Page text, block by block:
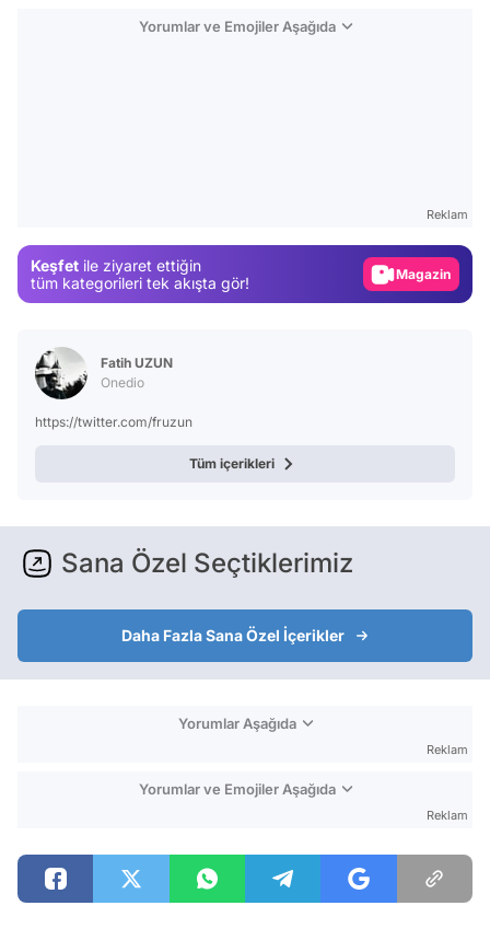
Yorumlar ve Emojiler Aşağıda
Reklam
Keşfet ile ziyaret ettiğin
tüm kategorileri tek akışta gör!
Magazin
Fatih UZUN
Onedio
https://twitter.com/fruzun
Tüm içerikleri
Sana Özel Seçtiklerimiz
Daha Fazla Sana Özel İçerikler
Yorumlar Aşağıda
Reklam
Yorumlar ve Emojiler Aşağıda
Reklam